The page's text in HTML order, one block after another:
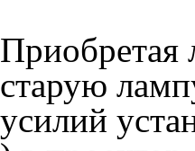
Приобретая
старую
усилий